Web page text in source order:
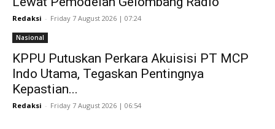
Redaksi - Friday 7 August 2026 | 07:24
Nasional
KPPU Putuskan Perkara Akuisisi PT MCP
Indo Utama, Tegaskan Pentingnya
Kepastian...
Redaksi - Friday 7 August 2026 | 06:54